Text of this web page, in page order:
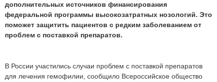
дополнительных источников финансирования
федеральной программы высокозатратных нозологий. Это
поможет защитить пациентов с редким заболеванием от
проблем с поставкой препаратов.
В России участились случаи проблем с поставкой препаратов
для лечения гемофилии, сообщило Всероссийское общество